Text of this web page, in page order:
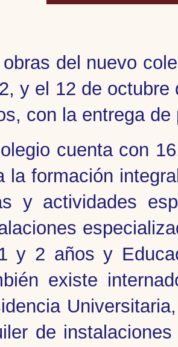
obras del nuevo
y el 12 de
con la entrega
cuenta con
la formación
y actividades
y 2 años y
existe
de